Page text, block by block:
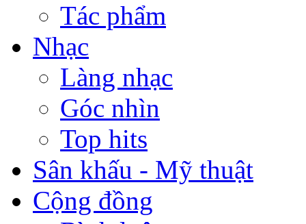
Tác phẩm
Nhạc
Làng nhạc
Góc nhìn
Top hits
Sân khấu - Mỹ thuật
Cộng đồng